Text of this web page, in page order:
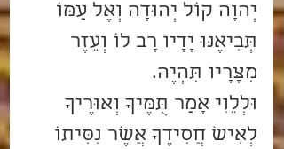
יְהוָה קוֹל יְהוּדָה וְאֶל עַמּוֹ
תְּבִיאֶנּוּ יָדָיו רָב לוֹ וְעֵזֶר
מִצָּרָיו תִּהְיֶה.
וּלְלֵוִי אָמַר תֻּמֶּיךָ וְאוּרֶיךָ
לְאִישׁ חֲסִידֶךָ אֲשֶׁר נִסִּיתוֹ